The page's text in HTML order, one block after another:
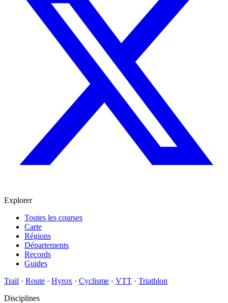
Explorer
Toutes les courses
Carte
Régions
Départements
Records
Guides
Trail · Route · Hyrox · Cyclisme · VTT · Triathlon
Disciplines